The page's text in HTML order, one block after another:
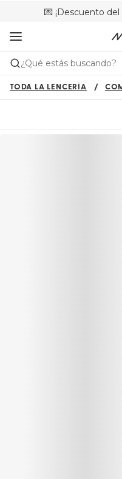
💌 ¡Descuento
🚚 Envío
📦
¿Qué estás buscando?
TODA LA LENCERÍA